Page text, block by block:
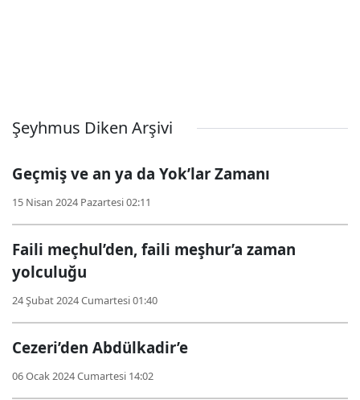
Şeyhmus Diken Arşivi
Geçmiş ve an ya da Yok’lar Zamanı
15 Nisan 2024 Pazartesi 02:11
Faili meçhul’den, faili meşhur’a zaman
yolculuğu
24 Şubat 2024 Cumartesi 01:40
Cezeri’den Abdülkadir’e
06 Ocak 2024 Cumartesi 14:02